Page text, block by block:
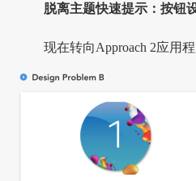
脱离主题快速提示：按钮
现在转向Approach 2应用程